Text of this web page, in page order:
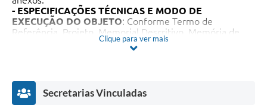
- ESPECIFICAÇÕES TÉCNICAS E MODO DE
EXECUÇÃO DO OBJETO: Conforme Termo de
Referência, Projeto, Memorial Descritivo, Memória de
Cálculo e Planilha Orçamentária em anexo.
: Avenida Barão do Rio Branco, n°
global.
SUBCONTRATAÇÃO: Não é permitido.
1.2.3.ADMINISTRAÇÃO LOCAL DE OBRA:
Clique para ver mais
Secretarias Vinculadas